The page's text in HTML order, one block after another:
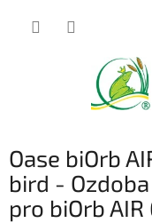
Oase biOrb
bird -
pro biOrb AIR